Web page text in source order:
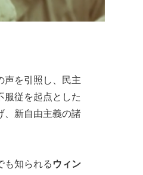
声を引照し、民主
服従を起点とした
、新自由主義の諸
も知られる ウィン